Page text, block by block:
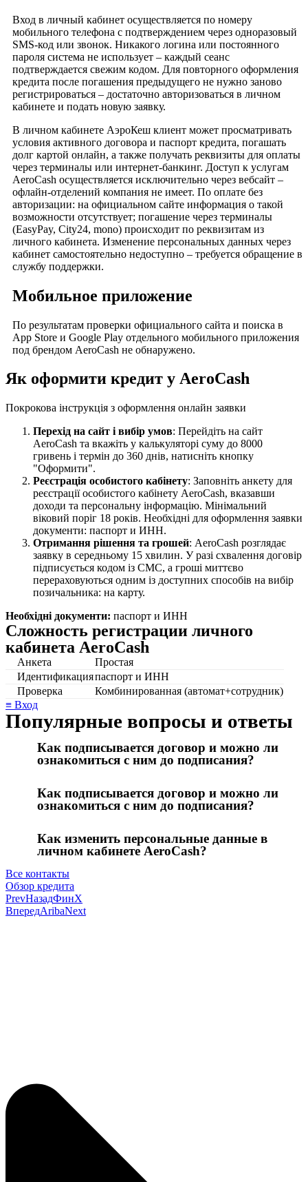
Вход в личный кабинет осуществляется по номеру
мобильного телефона с подтверждением через одноразовый
SMS-код или звонок. Никакого логина или постоянного
пароля система не использует – каждый сеанс
подтверждается свежим кодом. Для повторного оформления
кредита после погашения предыдущего не нужно заново
регистрироваться – достаточно авторизоваться в личном
кабинете и подать новую заявку.
В личном кабинете АэроКеш клиент может просматривать
условия активного договора и паспорт кредита, погашать
долг картой онлайн, а также получать реквизиты для оплаты
через терминалы или интернет-банкинг. Доступ к услугам
AeroCash осуществляется исключительно через вебсайт –
офлайн-отделений компания не имеет. По оплате без
авторизации: на официальном сайте информация о такой
возможности отсутствует; погашение через терминалы
(EasyPay, City24, mono) происходит по реквизитам из
личного кабинета. Изменение персональных данных через
кабинет самостоятельно недоступно – требуется обращение в
службу поддержки.
Мобильное приложение
По результатам проверки официального сайта и поиска в
App Store и Google Play отдельного мобильного приложения
под брендом AeroCash не обнаружено.
Як оформити кредит у AeroCash
Покрокова інструкція з оформлення онлайн заявки
Перехід на сайт і вибір умов: Перейдіть на сайт
AeroCash та вкажіть у калькуляторі суму до 8000
гривень і термін до 360 днів, натисніть кнопку
"Оформити".
Реєстрація особистого кабінету: Заповніть анкету для
реєстрації особистого кабінету AeroCash, вказавши
доходи та персональну інформацію. Мінімальний
віковий поріг 18 років. Необхідні для оформлення заявки
документи: паспорт и ИНН.
Отримання рішення та грошей: AeroCash розглядає
заявку в середньому 15 хвилин. У разі схвалення договір
підписується кодом із СМС, а гроші миттєво
перераховуються одним із доступних способів на вибір
позичальника: на карту.
Необхідні документи: паспорт и ИНН
Сложность регистрации личного
кабинета AeroCash
Анкета
Простая
Идентификацияпаспорт и ИНН
Проверка
Комбинированная (автомат+сотрудник)
≡ Вход
Популярные вопросы и ответы
Как подписывается договор и можно ли
ознакомиться с ним до подписания?
Как подписывается договор и можно ли
ознакомиться с ним до подписания?
Как изменить персональные данные в
личном кабинете AeroCash?
Все контакты
Обзор кредита
PrevНазадФинХ
ВпередAribaNext